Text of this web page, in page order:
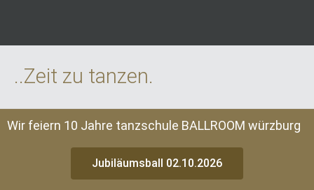
..Zeit zu tanzen.
Wir feiern 10 Jahre tanzschule BALLROOM würzburg
Jubiläumsball 02.10.2026